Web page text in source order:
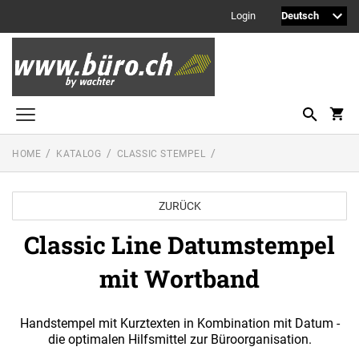
Login
Printy Textstempel
Taschenstempel
Professional Textstempel
Professional Datum- und Ziffernbandstempel
PROFESSIONAL LINE DATUMSTEMPEL
PROFESSIONAL LINE
WORTBANDDREHSTEMPEL
Printy Datumstempel
Office Printy
HOME KATALOG CLASSIC STEMPEL
ZURÜCK
Classic Line Datumstempel
mit Wortband
Handstempel mit Kurztexten in Kombination mit Datum -
die optimalen Hilfsmittel zur Büroorganisation.